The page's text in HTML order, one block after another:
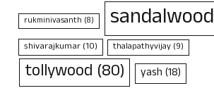
rukminivasanth (8) sandalwood
shivarajkumar(10) thalapathyvijay(9)
tollywood (80) yash(18)